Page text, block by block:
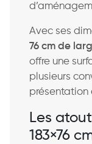
Avec ses
76 cm de
offre une
plusieurs
présentation
Les
183×76